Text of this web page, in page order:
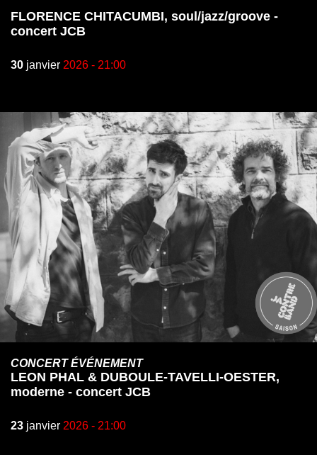
FLORENCE CHITACUMBI, soul/jazz/groove -
concert JCB
30 janvier 2026 - 21:00
CONCERT ÉVÉNEMENT
LEON PHAL & DUBOULE-TAVELLI-OESTER,
moderne - concert JCB
23 janvier 2026 - 21:00